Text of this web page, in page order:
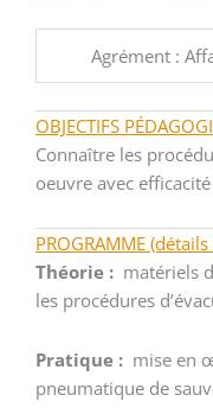
Agrément :
OBJECTIFS
Connaître les
oeuvre avec
PROGRAMME
Théorie : matériels
les procédures
Pratique : mise en
pneumatique de